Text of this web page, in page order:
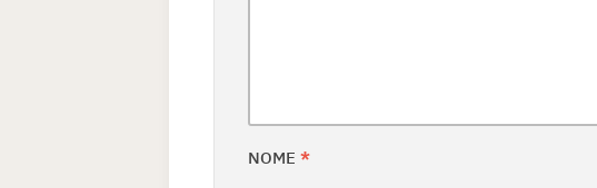
NOME *